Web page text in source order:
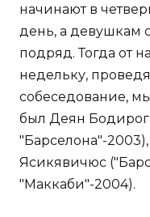
начинают в
день, а девушкам
подряд. Тогда от
недельку,
собеседование,
был Деян
"Барселона"-
Ясикявичюс
"Маккаби"-2004).